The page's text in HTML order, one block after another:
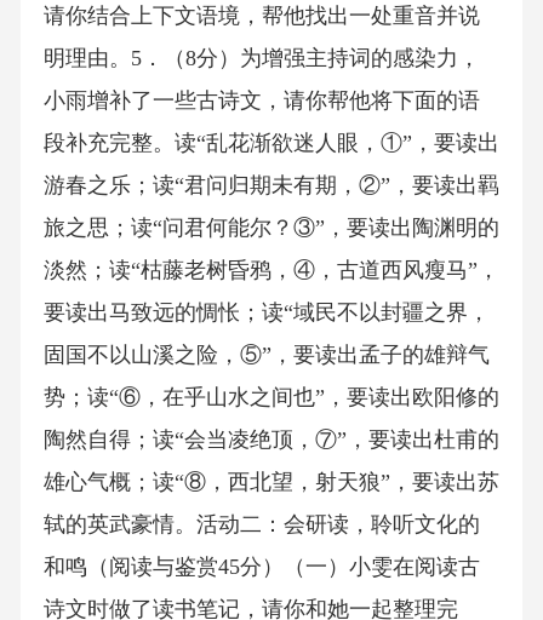
请你结合上下文语境，帮他找出一处重音并说
明理由。5．（8分）为增强主持词的感染力，
小雨增补了一些古诗文，请你帮他将下面的语
段补充完整。读“乱花渐欲迷人眼，①”，要读出
游春之乐；读“君问归期未有期，②”，要读出羁
旅之思；读“问君何能尔？③”，要读出陶渊明的
淡然；读“枯藤老树昏鸦，④，古道西风瘦马”，
要读出马致远的惆怅；读“域民不以封疆之界，
固国不以山溪之险，⑤”，要读出孟子的雄辩气
势；读“⑥，在乎山水之间也”，要读出欧阳修的
陶然自得；读“会当凌绝顶，⑦”，要读出杜甫的
雄心气概；读“⑧，西北望，射天狼”，要读出苏
轼的英武豪情。活动二：会研读，聆听文化的
和鸣（阅读与鉴赏45分）（一）小雯在阅读古
诗文时做了读书笔记，请你和她一起整理完